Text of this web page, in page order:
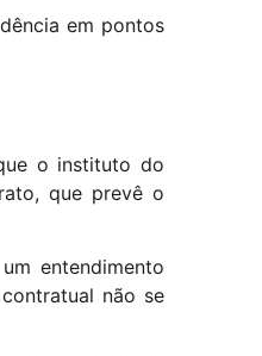
em pontos
o instituto do
que prevê o
entendimento
não se